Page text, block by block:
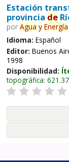
Estación
provincia de
por Agua y Energía
Idioma: Español
Editor: Buenos
1998
Disponibilidad:
topográfica: